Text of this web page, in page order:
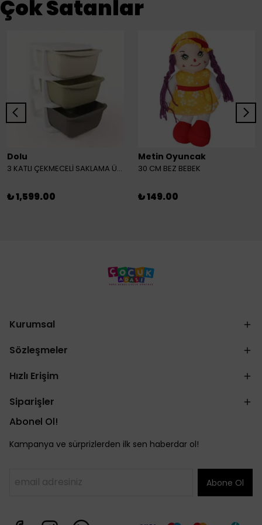
Çok Satanlar
Dolu
3 KATLI ÇEKMECELİ SAKLAMA ÜNİTESİ
₺ 1,599.00
Metin Oyuncak
30 CM BEZ BEBEK
₺ 149.00
Kurumsal
Sözleşmeler
Hızlı Erişim
Siparişler
Abonel Ol!
Kampanya ve sürprizlerden ilk sen haberdar ol!
Abone Ol